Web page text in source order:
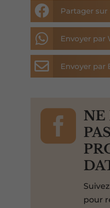
 Partager
 Envoyer par
 Envoyer par

NE
pour